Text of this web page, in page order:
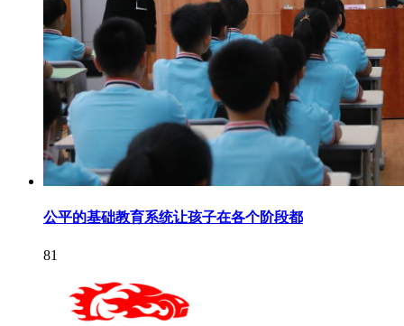
公平的基础教育系统让孩子在各个阶段都
81